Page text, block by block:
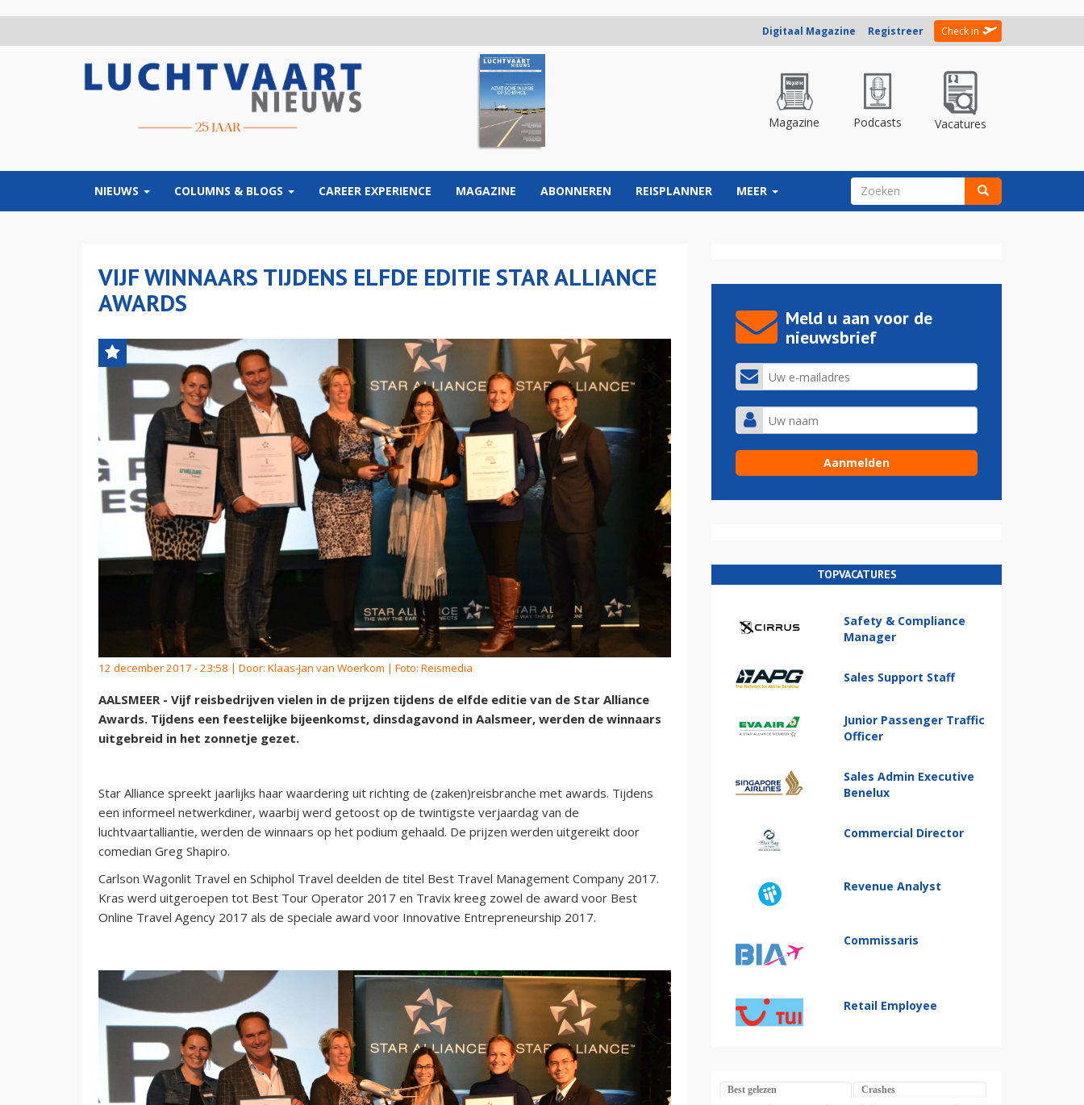
Digitaal Magazine Registreer Check in
Magazine Podcasts Vacatures
NIEUWS COLUMNS & BLOGS CAREER EXPERIENCE MAGAZINE ABONNEREN REISPLANNER MEER ZOEKVELD
VIJF WINNAARS TIJDENS ELFDE EDITIE STAR ALLIANCE
AWARDS
12 december 2017 - 23:58 | Door: Klaas-Jan van Woerkom | Foto: Reismedia
AALSMEER - Vijf reisbedrijven vielen in de prijzen tijdens de elfde editie van de Star Alliance
Awards. Tijdens een feestelijke bijeenkomst, dinsdagavond in Aalsmeer, werden de winnaars
uitgebreid in het zonnetje gezet.
Star Alliance spreekt jaarlijks haar waardering uit richting de (zaken)reisbranche met awards. Tijdens
een informeel netwerkdiner, waarbij werd getoost op de twintigste verjaardag van de
luchtvaartalliantie, werden de winnaars op het podium gehaald. De prijzen werden uitgereikt door
comedian Greg Shapiro.
Carlson Wagonlit Travel en Schiphol Travel deelden de titel Best Travel Management Company 2017.
Kras werd uitgeroepen tot Best Tour Operator 2017 en Travix kreeg zowel de award voor Best
Online Travel Agency 2017 als de speciale award voor Innovative Entrepreneurship 2017.
Meld u aan voor de
nieuwsbrief
TOPVACATURES
Safety & Compliance
Manager
Sales Support Staff
Junior Passenger Traffic
Officer
Sales Admin Executive
Benelux
Commercial Director
Revenue Analyst
Commissaris
Retail Employee
Best gelezen Crashes